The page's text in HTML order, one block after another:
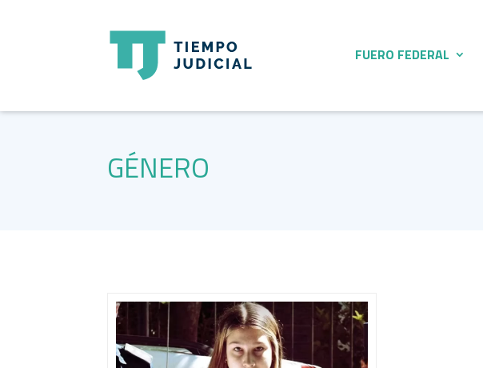
FUERO FEDERAL
GÉNERO